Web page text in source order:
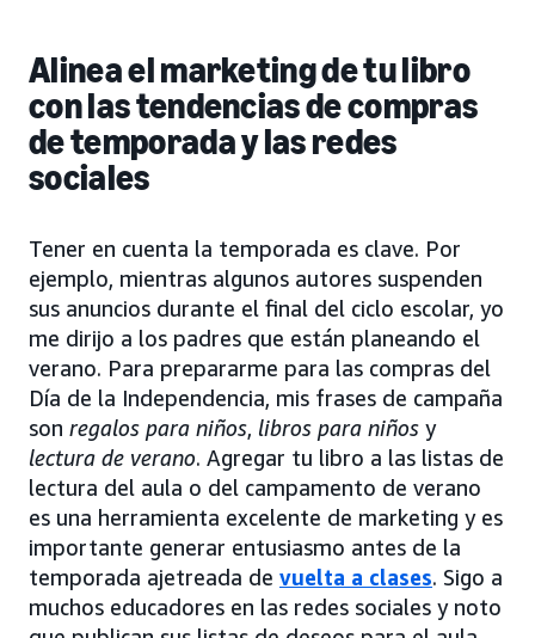
Alinea el marketing de tu libro
con las tendencias de compras
de temporada y las redes
sociales
Tener en cuenta la temporada es clave. Por
ejemplo, mientras algunos autores suspenden
sus anuncios durante el final del ciclo escolar, yo
me dirijo a los padres que están planeando el
verano. Para prepararme para las compras del
Día de la Independencia, mis frases de campaña
son regalos para niños, libros para niños y
lectura de verano. Agregar tu libro a las listas de
lectura del aula o del campamento de verano
es una herramienta excelente de marketing y es
importante generar entusiasmo antes de la
temporada ajetreada de vuelta a clases. Sigo a
muchos educadores en las redes sociales y noto